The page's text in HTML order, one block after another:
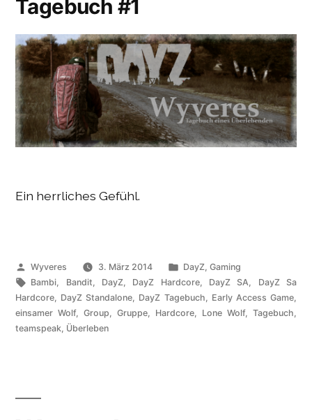
Tagebuch #1
Ein herrliches Gefühl.
Veröffentlicht
von
Wyveres 3. März 2014
Veröffentlicht
unter
DayZ, Gaming
Schlagwörter:
Bambi Bandit DayZ, DayZ Hardcore, DayZ SA
DayZ Sa
Hardcore
DayZ Standalone DayZ Tagebuch Early Access Game
einsamer Wolf, Group Gruppe Hardcore Lone Wolf, Tagebuch
teamspeak Überleben